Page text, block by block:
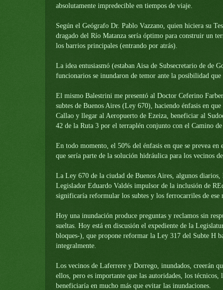
absolutamente impredecible en tiempos de viaje.
Según el Geógrafo Dr. Pablo Vazzano, quien hiciera su
dragado del Río Matanza sería óptimo para construir un
los barrios principales (entrando por atrás).
La idea entusiasmó (estaban Aisa de Subsecretario de de
funcionarios se inundaron de temor ante la posibilidad
El mismo Balestrini me presentó al Doctor Ceferino
subtes de Buenos Aires (Ley 670), haciendo énfasis en
Callao y llegar al Aeropuerto de Ezeiza, beneficiar al
42 de la Ruta3 por el terraplén conjunto con el Camino de
En todo momento, el 50% del énfasis en que se prevea
que sería parte de la solución hidráulica para los vecinos
La Ley670 de la ciudad de Buenos Aires, algunos
Legislador Eduardo Valdés impulsor de la inclusión de
significaría reformular los subtes y los ferrocarriles de ese
Hoy una inundación produce preguntas y reclamos sin
sueltas. Hoy está en discusión el expediente de la
bloques-), que propone reformar la Ley317 del Subte H
integralmente.
Los vecinos de Laferrere y Dorrego, inundados, creerán
ellos, pero es importante que las autoridades, los técnicos,
beneficiaría en mucho más que evitar las inundaciones.